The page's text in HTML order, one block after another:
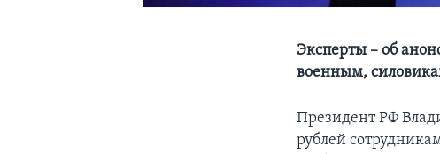
Эксперты – об
военным,
Президент РФ
рублей